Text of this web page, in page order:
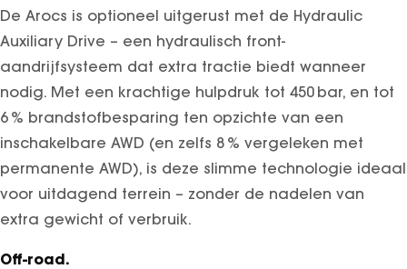
De Arocs is optioneel uitgerust met de Hydraulic
Auxiliary Drive – een hydraulisch front-
aandrijfsysteem dat extra tractie biedt wanneer
nodig. Met een krachtige hulpdruk tot 450 bar, en tot
6 % brandstofbesparing ten opzichte van een
inschakelbare AWD (en zelfs 8 % vergeleken met
permanente AWD), is deze slimme technologie ideaal
voor uitdagend terrein – zonder de nadelen van
extra gewicht of verbruik.
Off-road.